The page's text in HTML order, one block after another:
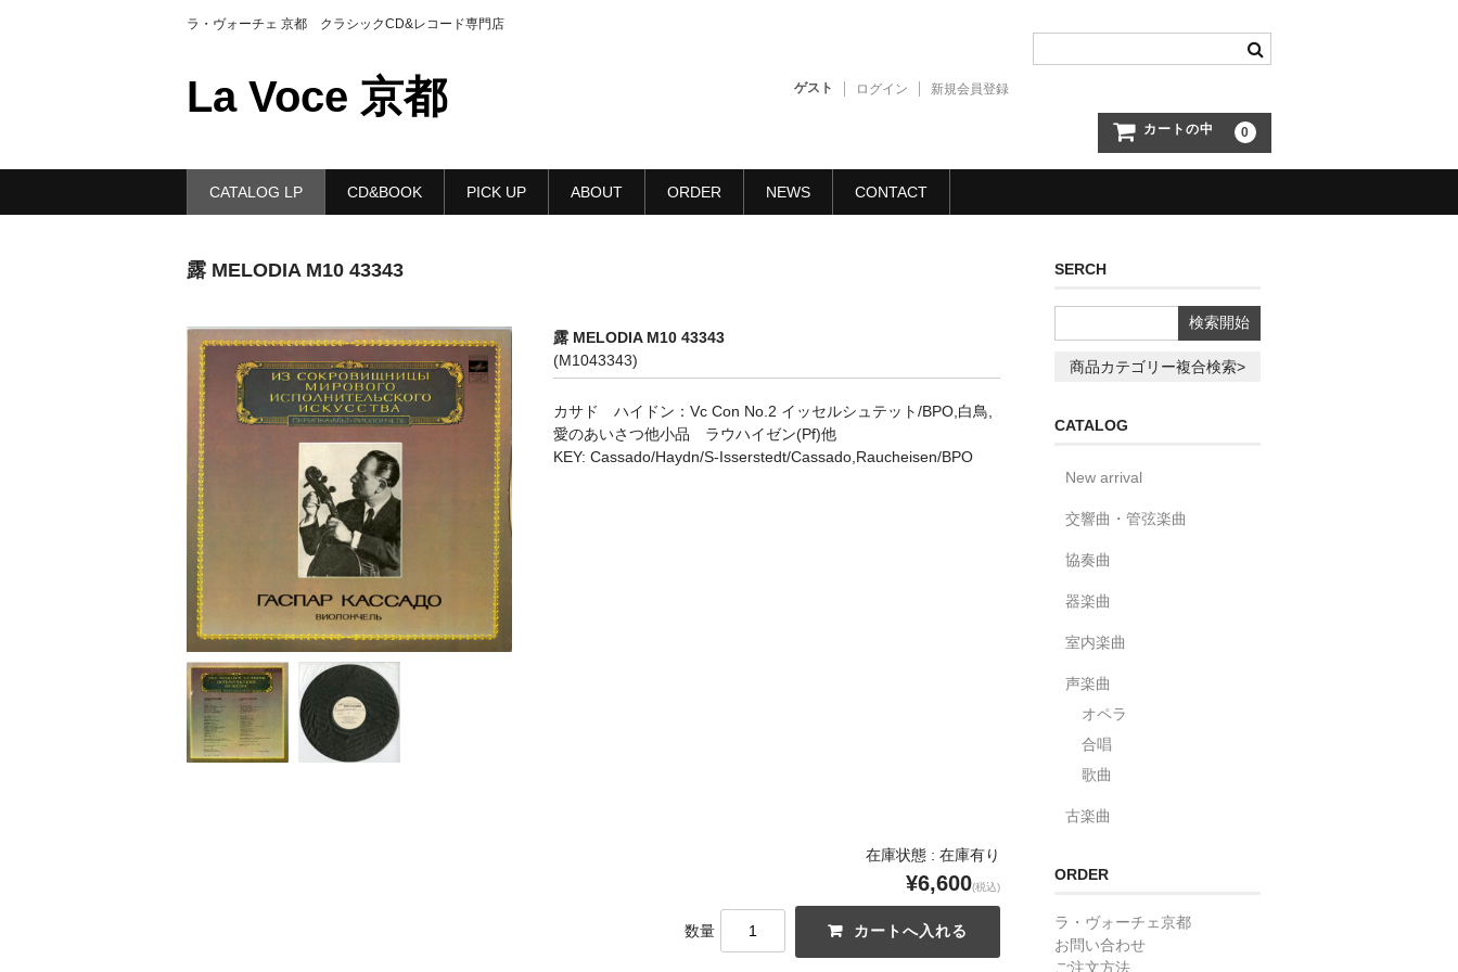
ラ・ヴォーチェ 京都 クラシックCD&レコード専門店
La Voce 京都 ゲスト ログイン 新規会員登録
カートの中 0
CATALOG LP CD&BOOK PICK UP ABOUT ORDER NEWS CONTACT
露 MELODIA M10 43343
露 MELODIA M10 43343
(M1043343)
カサド ハイドン：Vc Con No.2 イッセルシュテット/BPO,白鳥,
愛のあいさつ他小品 ラウハイゼン(Pf)他
KEY: Cassado/Haydn/S-Isserstedt/Cassado,Raucheisen/BPO
在庫状態 : 在庫有り
¥6,600(税込)
数量
SERCH
商品カテゴリー複合検索>
CATALOG
New arrival
交響曲・管弦楽曲
協奏曲
器楽曲
室内楽曲
声楽曲
オペラ
合唱
歌曲
古楽曲
ORDER
ラ・ヴォーチェ京都
お問い合わせ
ご注文方法